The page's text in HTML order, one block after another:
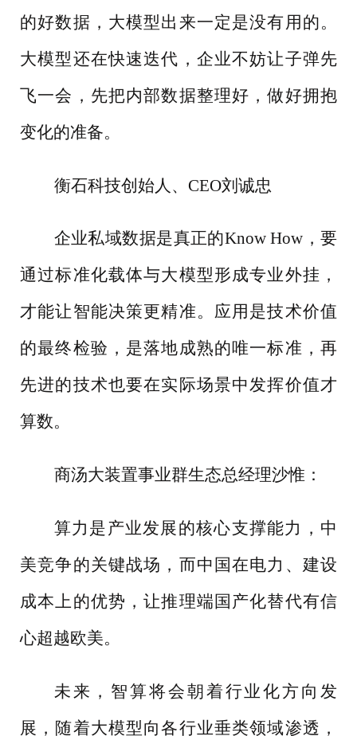
的好数据，大模型出来一定是没有用的。
大模型还在快速迭代，企业不妨让子弹先
飞一会，先把内部数据整理好，做好拥抱
变化的准备。
衡石科技创始人、 CEO刘诚忠
企业私域数据是真正的Know How，要
通过标准化载体与大模型形成专业外挂，
才能让智能决策更精准。应用是技术价值
的最终检验，是落地成熟的唯一标准，再
先进的技术也要在实际场景中发挥价值才
算数。
商汤大装置事业群生态总经理沙惟：
算力是产业发展的核心支撑能力，中
美竞争的关键战场，而中国在电力、建设
成本上的优势，让推理端国产化替代有信
心超越欧美。
未来，智算将会朝着行业化方向发
展，随着大模型向各行业垂类领域渗透，